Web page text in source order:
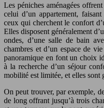
Les péniches aménagées
celui d’un appartement,
ceux qui cherchent le confort
Elles disposent généralement
ondes, d’une salle de bain
chambres et d’un espace de
panoramique en font un choix
à la recherche d’un séjour
mobilité est limitée, et elles sont
On peut trouver, par exemple,
de long offrant jusqu’à trois